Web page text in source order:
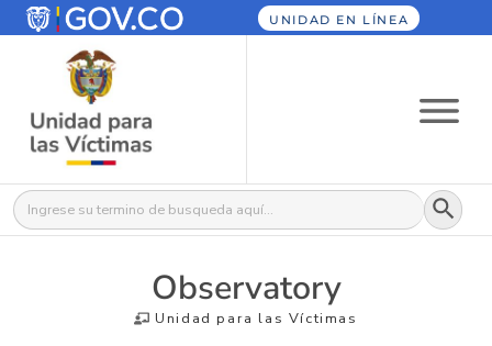
UNIDAD EN LÍNEA
Buscar: Botón
Observatory
Unidad para las Víctimas